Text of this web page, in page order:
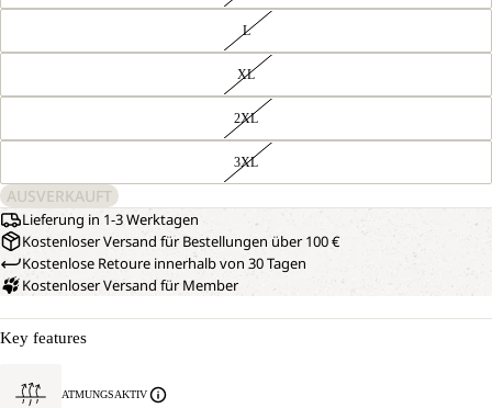
L
XL
2XL
3XL
AUSVERKAUFT
Lieferung in 1-3 Werktagen
Kostenloser Versand für Bestellungen über 100 €
Kostenlose Retoure innerhalb von 30 Tagen
Kostenloser Versand für Member
Key features
ATMUNGSAKTIV